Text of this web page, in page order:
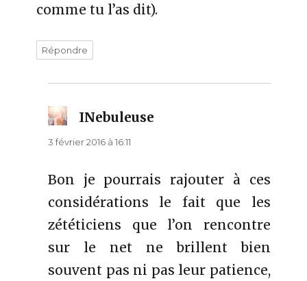
comme tu l’as dit).
Répondre
INebuleuse
3 février 2016 à 16:11
Bon je pourrais rajouter à ces
considérations le fait que les
zététiciens que l’on rencontre
sur le net ne brillent bien
souvent pas ni pas leur patience,